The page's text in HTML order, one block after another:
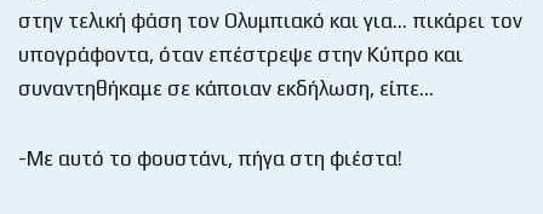
στην τελική φάση τον Ολυμπιακό και για… πικάρει τον
υπογράφοντα, όταν επέστρεψε στην Κύπρο και
συναντηθήκαμε σε κάποιαν εκδήλωση, είπε…
-Με αυτό το φουστάνι, πήγα στη φιέστα!